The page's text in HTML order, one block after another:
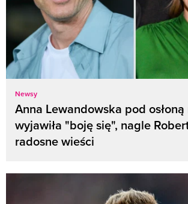
Newsy
Anna Lewandowska pod
wyjawiła "boję się", nagle
radosne wieści